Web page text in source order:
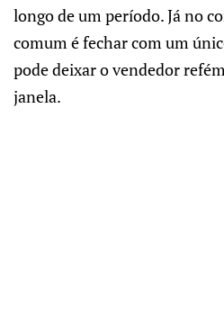
longo de um período. Já no
comum é fechar com um
pode deixar o vendedor
janela.